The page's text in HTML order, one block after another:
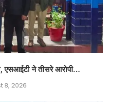
एसआईटी ने तीसरे आरोपी...
8, 2026